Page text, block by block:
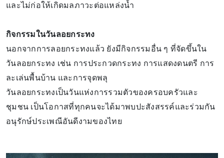
และไม่ก่อให้เกิดมลภาวะต่อแหล่งน้ำ
กิจกรรมในวันลอยกระทง
นอกจากการลอยกระทงแล้ว ยังมีกิจกรรมอื่น ๆ ที่จัดขึ้นใน
วันลอยกระทง เช่น การประกวดกระทง การแสดงดนตรี การ
ละเล่นพื้นบ้าน และการจุดพลุ
วันลอยกระทงเป็นวันแห่งการรวมตัวของครอบครัวและ
ชุมชน เป็นโอกาสที่ทุกคนจะได้มาพบปะสังสรรค์และร่วมกัน
อนุรักษ์ประเพณีอันดีงามของไทย